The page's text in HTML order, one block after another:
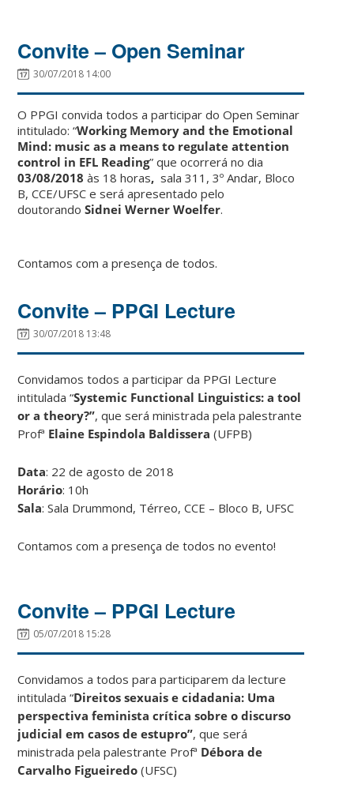
Convite – Open Seminar
30/07/2018 14:00
O PPGI convida todos a participar do Open Seminar
intitulado: “Working Memory and the Emotional
Mind: music as a means to regulate attention
control in EFL Reading” que ocorrerá no dia
03/08/2018às 18 horas, sala 311, 3º Andar, Bloco
B, CCE/UFSC e será apresentado pelo
doutorandoSidnei Werner Woelfer.
Contamos com a presença de todos.
Convite – PPGI Lecture
30/07/2018 13:48
Convidamos todos a participar da PPGI Lecture
intitulada “Systemic Functional Linguistics: a tool
or a theory?”, que será ministrada pela palestrante
Profª Elaine Espindola Baldissera (UFPB)
Data: 22 de agosto de 2018
Horário: 10h
Sala: Sala Drummond, Térreo, CCE – Bloco B, UFSC
Contamos com a presença de todos no evento!
Convite – PPGI Lecture
05/07/2018 15:28
Convidamos a todos para participarem da lecture
intitulada “Direitos sexuais e cidadania: Uma
perspectiva feminista crítica sobre o discurso
judicial em casos de estupro”, que será
ministrada pela palestrante Profª Débora de
Carvalho Figueiredo (UFSC)